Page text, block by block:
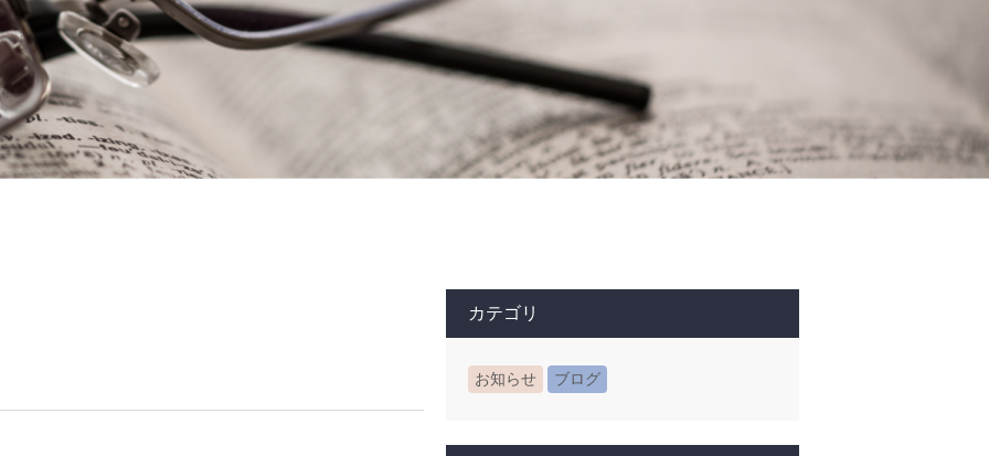
カテゴリ
お知らせ ブログ